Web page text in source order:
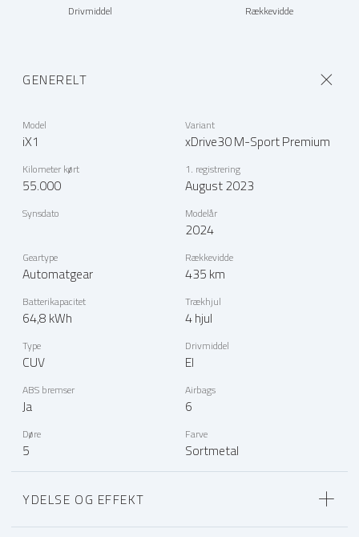
Drivmiddel Rækkevidde
GENERELT
Model
iX1
Variant
xDrive30 M-Sport Premium
Kilometer kørt
55.000
1. registrering
August 2023
Synsdato Modelår
2024
Geartype
Automatgear
Rækkevidde
435 km
Batterikapacitet
64,8 kWh
Trækhjul
4 hjul
Type
CUV
Drivmiddel
El
ABS bremser
Ja
Airbags
6
Døre
5
Farve
Sortmetal
YDELSE OG EFFEKT